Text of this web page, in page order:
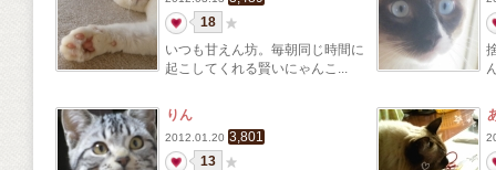
18
いつも甘えん坊。毎朝同じ時間に
起こしてくれる賢いにゃんこ...
りん
2012.01.20 3,801
13